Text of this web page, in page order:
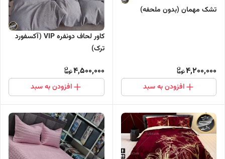
تشک مهمان (بدون ملحفه)
4,200,000
افزودن به سبد
کاور لحاف دونفره VIP (آکسفورد
ترک)
4,500,000
افزودن به سبد